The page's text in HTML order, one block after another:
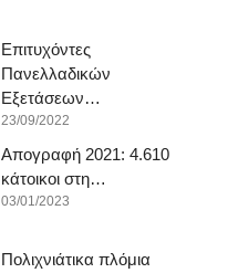
Επιτυχόντες
Πανελλαδικών
Εξετάσεων…
23/09/2022
Απογραφή 2021: 4.610
κάτοικοι στη…
03/01/2023
Πολιχνιάτικα πλόμια